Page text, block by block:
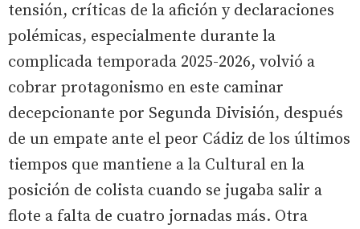
tensión, críticas de la afición y declaraciones
polémicas, especialmente durante la
complicada temporada 2025-2026, volvió a
cobrar protagonismo en este caminar
decepcionante por Segunda División, después
de un empate ante el peor Cádiz de los últimos
tiempos que mantiene a la Cultural en la
posición de colista cuando se jugaba salir a
flote a falta de cuatro jornadas más. Otra